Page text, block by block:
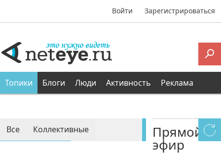
Войти Зарегистрироваться
Топики Блоги Люди Активность Реклама
Все Коллективные Прямой
эфир